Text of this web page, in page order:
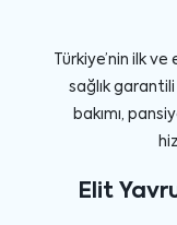
Türkiye’nin ilk
sağlık garantili
bakımı,
Elit